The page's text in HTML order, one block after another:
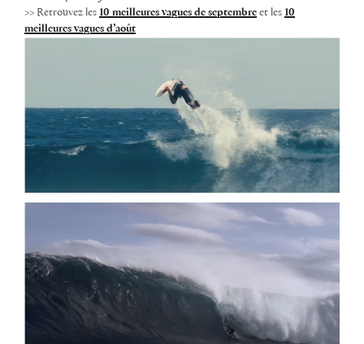
>> Retrouvez les 10 meilleures vagues de septembre et les 10
meilleures vagues d’août